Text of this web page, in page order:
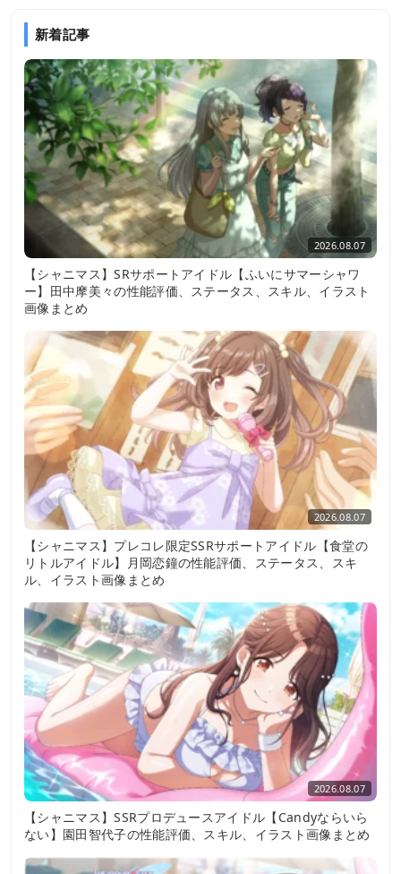
新着記事
2026.08.07
【シャニマス】SRサポートアイドル【ふいにサマーシャワ
ー】田中摩美々の性能評価、ステータス、スキル、イラスト
画像まとめ
2026.08.07
【シャニマス】プレコレ限定SSRサポートアイドル【食堂の
リトルアイドル】月岡恋鐘の性能評価、ステータス、スキ
ル、イラスト画像まとめ
2026.08.07
【シャニマス】SSRプロデュースアイドル【Candyならいら
ない】園田智代子の性能評価、スキル、イラスト画像まとめ